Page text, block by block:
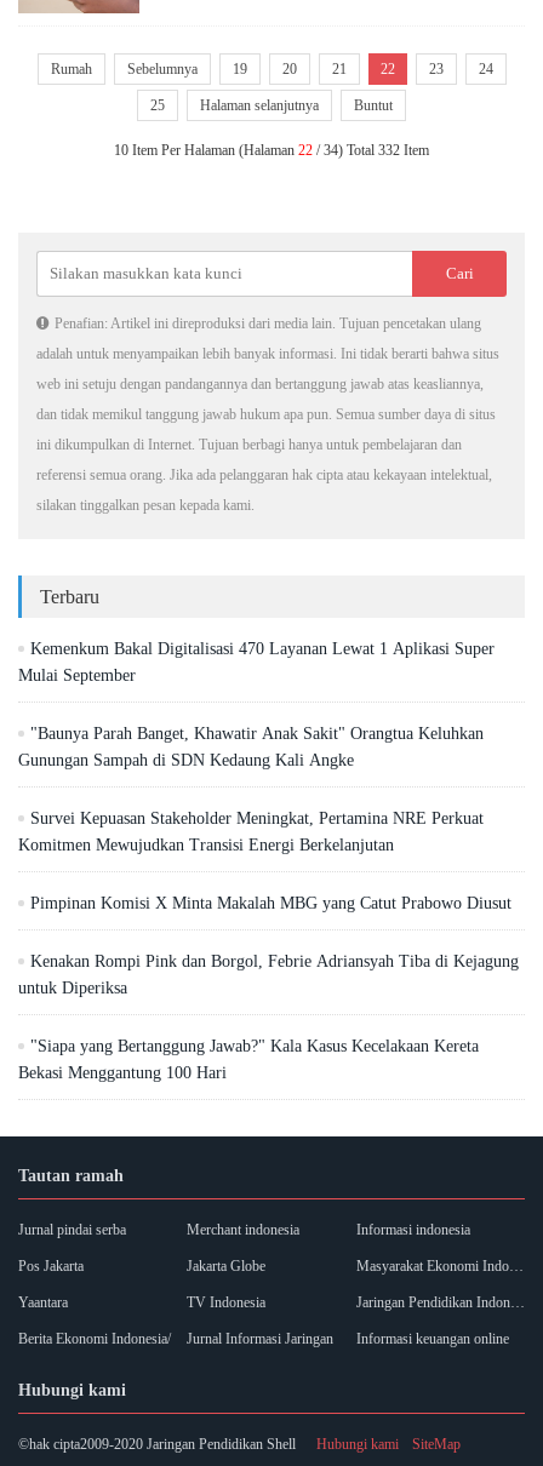
Rumah Sebelumnya 19 20 21 22 23 24
25 Halaman selanjutnya Buntut
10 Item Per Halaman (Halaman 22 / 34) Total 332 Item
Penafian: Artikel ini direproduksi dari media lain. Tujuan pencetakan ulang
adalah untuk menyampaikan lebih banyak informasi. Ini tidak berarti bahwa situs
web ini setuju dengan pandangannya dan bertanggung jawab atas keasliannya,
dan tidak memikul tanggung jawab hukum apa pun. Semua sumber daya di situs
ini dikumpulkan di Internet. Tujuan berbagi hanya untuk pembelajaran dan
referensi semua orang. Jika ada pelanggaran hak cipta atau kekayaan intelektual,
silakan tinggalkan pesan kepada kami.
Terbaru
Kemenkum Bakal Digitalisasi 470 Layanan Lewat 1 Aplikasi Super
Mulai September
"Baunya Parah Banget, Khawatir Anak Sakit" Orangtua Keluhkan
Gunungan Sampah di SDN Kedaung Kali Angke
Survei Kepuasan Stakeholder Meningkat, Pertamina NRE Perkuat
Komitmen Mewujudkan Transisi Energi Berkelanjutan
Pimpinan Komisi X Minta Makalah MBG yang Catut Prabowo Diusut
Kenakan Rompi Pink dan Borgol, Febrie Adriansyah Tiba di Kejagung
untuk Diperiksa
"Siapa yang Bertanggung Jawab?" Kala Kasus Kecelakaan Kereta
Bekasi Menggantung 100 Hari
Tautan ramah
Jurnal pindai serba Merchant indonesia Informasi indonesia
Pos Jakarta Jakarta Globe Masyarakat Ekonomi Indonesia
Yaantara TV Indonesia Jaringan Pendidikan Indonesia
Berita Ekonomi Indonesia/ Jurnal Informasi Jaringan Informasi keuangan online
Hubungi kami
©hak cipta2009-2020 Jaringan Pendidikan Shell Hubungi kami SiteMap